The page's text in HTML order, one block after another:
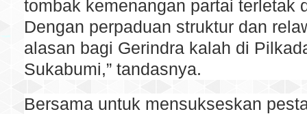
tombak kemenangan partai terletak
Dengan perpaduan struktur dan
alasan bagi Gerindra kalah di
Sukabumi,” tandasnya.
Bersama untuk mensukseskan